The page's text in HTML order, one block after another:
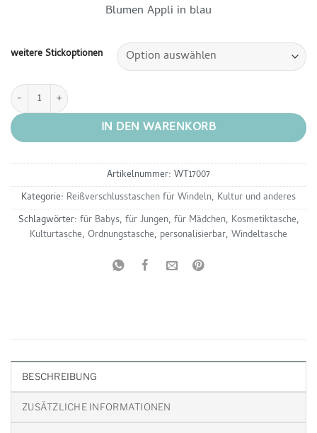
€27,00
Blumen Appli in blau
weitere Stickoptionen
Ordnungstasche - Blumen Applikation in blau Menge
IN DEN WARENKORB
Artikelnummer: WT17007
Kategorie: Reißverschlusstaschen für Windeln, Kultur und anderes
Schlagwörter: für Babys, für Jungen, für Mädchen, Kosmetiktasche,
Kulturtasche, Ordnungstasche, personalisierbar, Windeltasche
BESCHREIBUNG
ZUSÄTZLICHE INFORMATIONEN